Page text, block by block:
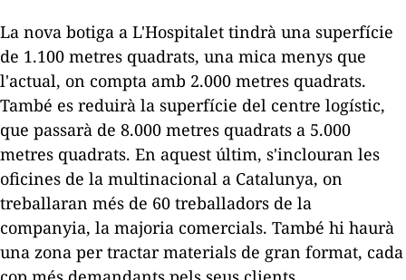
La nova botiga a L'Hospitalet tindrà una superfície
de 1.100 metres quadrats, una mica menys que
l'actual, on compta amb 2.000 metres quadrats.
També es reduirà la superfície del centre logístic,
que passarà de 8.000 metres quadrats a 5.000
metres quadrats. En aquest últim, s'inclouran les
oficines de la multinacional a Catalunya, on
treballaran més de 60 treballadors de la
companyia, la majoria comercials. També hi haurà
una zona per tractar materials de gran format, cada